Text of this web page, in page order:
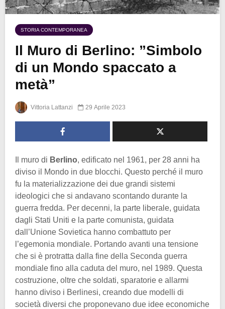
STORIA CONTEMPORANEA
Il Muro di Berlino: ”Simbolo
di un Mondo spaccato a
metà”
Vittoria Lattanzi 29 Aprile 2023
Il muro di Berlino, edificato nel 1961, per 28 anni ha
diviso il Mondo in due blocchi. Questo perché il muro
fu la materializzazione dei due grandi sistemi
ideologici che si andavano scontando durante la
guerra fredda. Per decenni, la parte liberale, guidata
dagli Stati Uniti e la parte comunista, guidata
dall’Unione Sovietica hanno combattuto per
l’egemonia mondiale. Portando avanti una tensione
che si è protratta dalla fine della Seconda guerra
mondiale fino alla caduta del muro, nel 1989. Questa
costruzione, oltre che soldati, sparatorie e allarmi
hanno diviso i Berlinesi, creando due modelli di
società diversi che proponevano due idee economiche